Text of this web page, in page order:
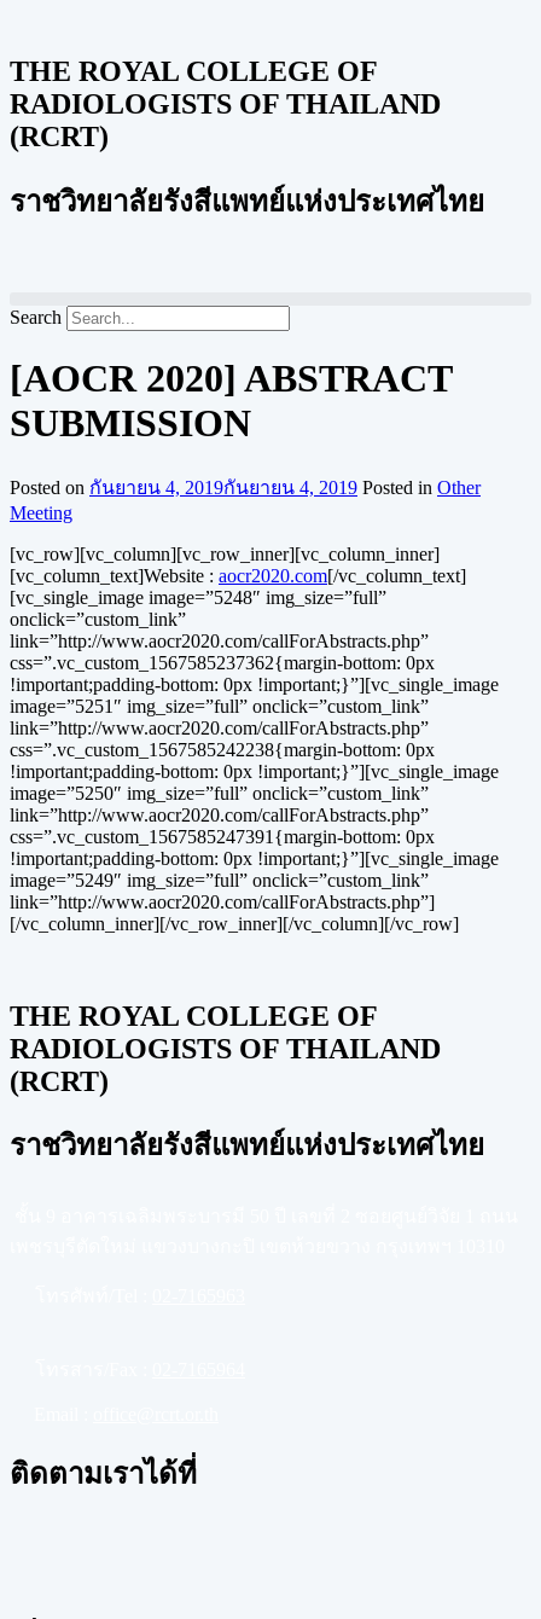
THE ROYAL COLLEGE OF
RADIOLOGISTS OF THAILAND
(RCRT)
ราชวิทยาลัยรังสีแพทย์แห่งประเทศไทย
Search
[AOCR 2020] ABSTRACT
SUBMISSION
Posted on กันยายน 4, 2019กันยายน 4, 2019 Posted in Other
Meeting
[vc_row][vc_column][vc_row_inner][vc_column_inner]
[vc_column_text]Website : aocr2020.com[/vc_column_text]
[vc_single_image image=”5248″ img_size=”full”
onclick=”custom_link”
link=”http://www.aocr2020.com/callForAbstracts.php”
css=”.vc_custom_1567585237362{margin-bottom: 0px
!important;padding-bottom: 0px !important;}”][vc_single_image
image=”5251″ img_size=”full” onclick=”custom_link”
link=”http://www.aocr2020.com/callForAbstracts.php”
css=”.vc_custom_1567585242238{margin-bottom: 0px
!important;padding-bottom: 0px !important;}”][vc_single_image
image=”5250″ img_size=”full” onclick=”custom_link”
link=”http://www.aocr2020.com/callForAbstracts.php”
css=”.vc_custom_1567585247391{margin-bottom: 0px
!important;padding-bottom: 0px !important;}”][vc_single_image
image=”5249″ img_size=”full” onclick=”custom_link”
link=”http://www.aocr2020.com/callForAbstracts.php”]
[/vc_column_inner][/vc_row_inner][/vc_column][/vc_row]
THE ROYAL COLLEGE OF
RADIOLOGISTS OF THAILAND
(RCRT)
ราชวิทยาลัยรังสีแพทย์แห่งประเทศไทย
ติดตามเราได้ที่